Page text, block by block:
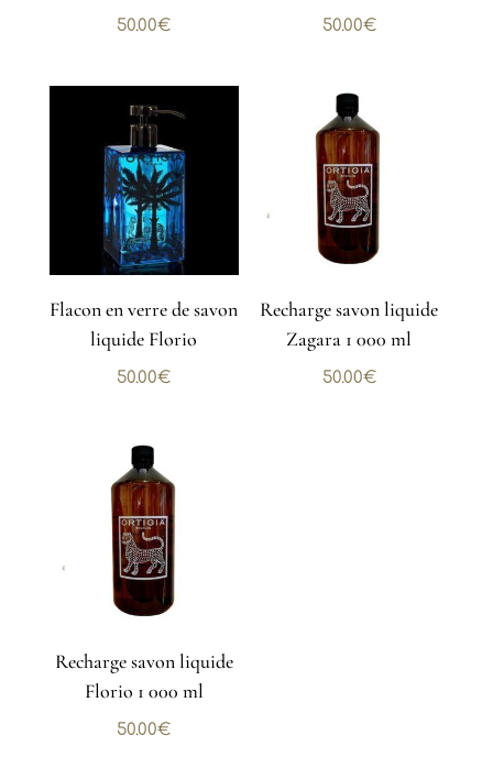
50.00€ 50.00€
Flacon en verre de savon
liquide Florio
50.00€
Recharge savon liquide
Zagara 1 000 ml
50.00€
Recharge savon liquide
Florio 1 000 ml
50.00€